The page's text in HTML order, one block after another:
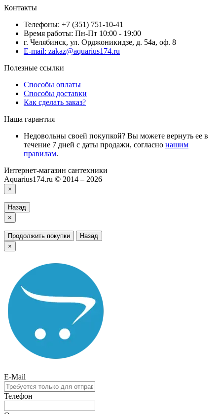
Контакты
Телефоны: +7 (351) 751-10-41
Время работы: Пн-Пт 10:00 - 19:00
г. Челябинск, ул. Орджоникидзе, д. 54а, оф. 8
E-mail: zakaz@aquarius174.ru
Полезные ссылки
Способы оплаты
Способы доставки
Как сделать заказ?
Наша гарантия
Недовольны своей покупкой? Вы можете вернуть ее в
течение 7 дней с даты продажи, согласно нашим
правилам.
Интернет-магазин сантехники
Aquarius174.ru © 2014 – 2026
×
Назад
×
Продолжить покупки
Назад
×
E-Mail
Телефон